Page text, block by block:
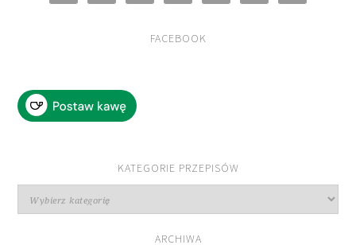
FACEBOOK
KATEGORIE PRZEPISÓW
przepisów
ARCHIWA